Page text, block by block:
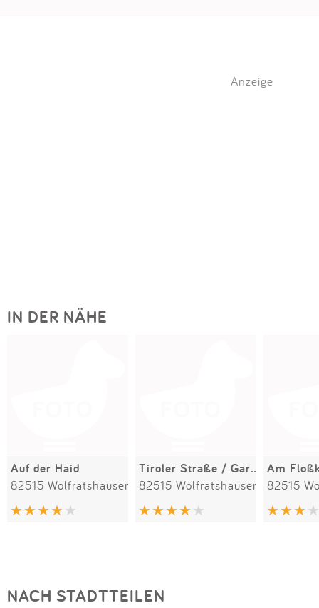
Anzeige
IN DER NÄHE
Auf der Haid
82515 Wolfratshausen
Tiroler Straße / Gartenstraße
82515 Wolfratshausen 82515
NACH STADTTEILEN